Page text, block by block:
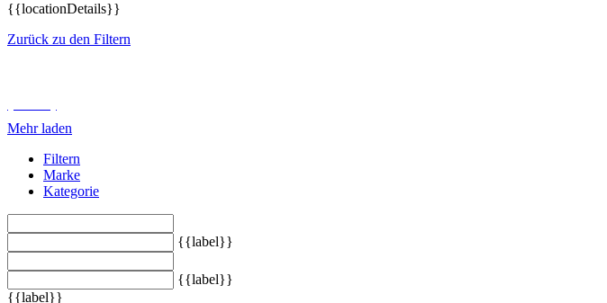
{{locationDetails}}
Zurück zu den Filtern
Mehr laden
Filtern
Marke
Kategorie
{{label}}
{{label}}
{{label}}